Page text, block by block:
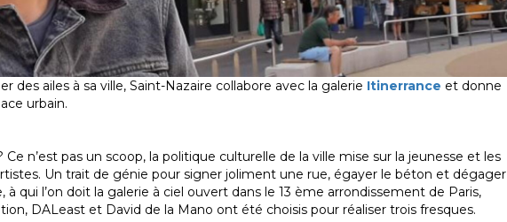
des ailes à sa ville, Saint-Nazaire collabore avec la galerie Itinerrance et donne
urbain.
Ce n’est pas un scoop, la politique culturelle de la ville mise sur la jeunesse et les
Un trait de génie pour signer joliment une rue, égayer le béton et dégager
à qui l’on doit la galerie à ciel ouvert dans le 13 ème arrondissement de Paris,
DALeast et David de la Mano ont été choisis pour réaliser trois fresques.